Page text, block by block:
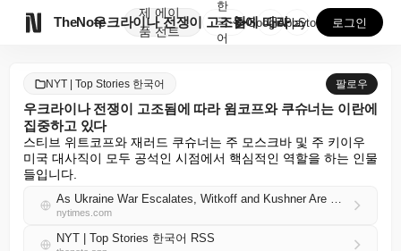
TheNote
제
품
에이
전트
우크라이나 전쟁이 고조됨에 따라 윔코프와 쿠슈너는 이란...
한
국
어
GooglePlay
AppStore 로그인
NYT | Top Stories 한국어 팔로우
우크라이나 전쟁이 고조됨에 따라 윔코프와 쿠슈너는 이란에
집중하고 있다
스티브 위트코프와 재러드 쿠슈너는 주 모스크바 및 주 키이우
미국 대사직이 모두 공석인 시점에서 핵심적인 역할을 하는 인물
들입니다.
As Ukraine War Escalates, Witkoff and Kushner Are Focused on Iran
nytimes.com
NYT | Top Stories 한국어 RSS